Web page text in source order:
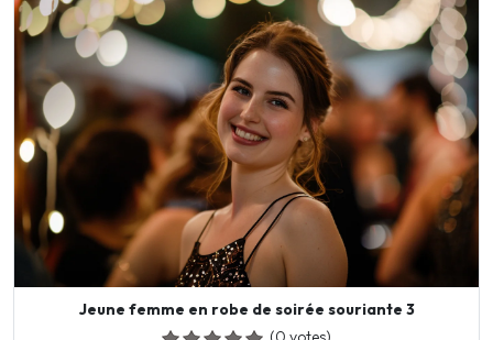
Jeune femme en robe de soirée souriante 3